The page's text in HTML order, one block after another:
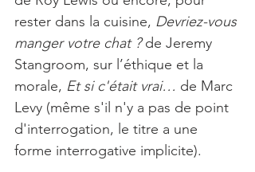
rester dans la cuisine, Devriez-vous
manger votre chat ? de Jeremy
Stangroom, sur l’éthique et la
morale, Et si c'était vrai… de Marc
Levy (même s'il n'y a pas de point
d'interrogation, le titre a une
forme interrogative implicite).